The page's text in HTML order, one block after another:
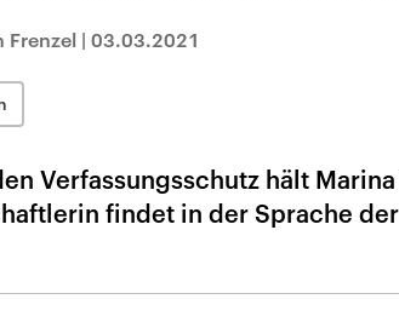
Frenzel | 03.03.2021
Verfassungsschutz hält
findet in der Sprache